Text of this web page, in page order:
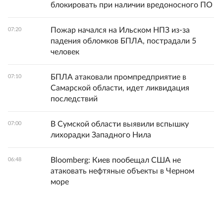
блокировать при наличии вредоносного ПО
07:20
Пожар начался на Ильском НПЗ из-за
падения обломков БПЛА, пострадали 5
человек
07:10
БПЛА атаковали промпредприятие в
Самарской области, идет ликвидация
последствий
07:00
В Сумской области выявили вспышку
лихорадки Западного Нила
06:48
Bloomberg: Киев пообещал США не
атаковать нефтяные объекты в Черном
море